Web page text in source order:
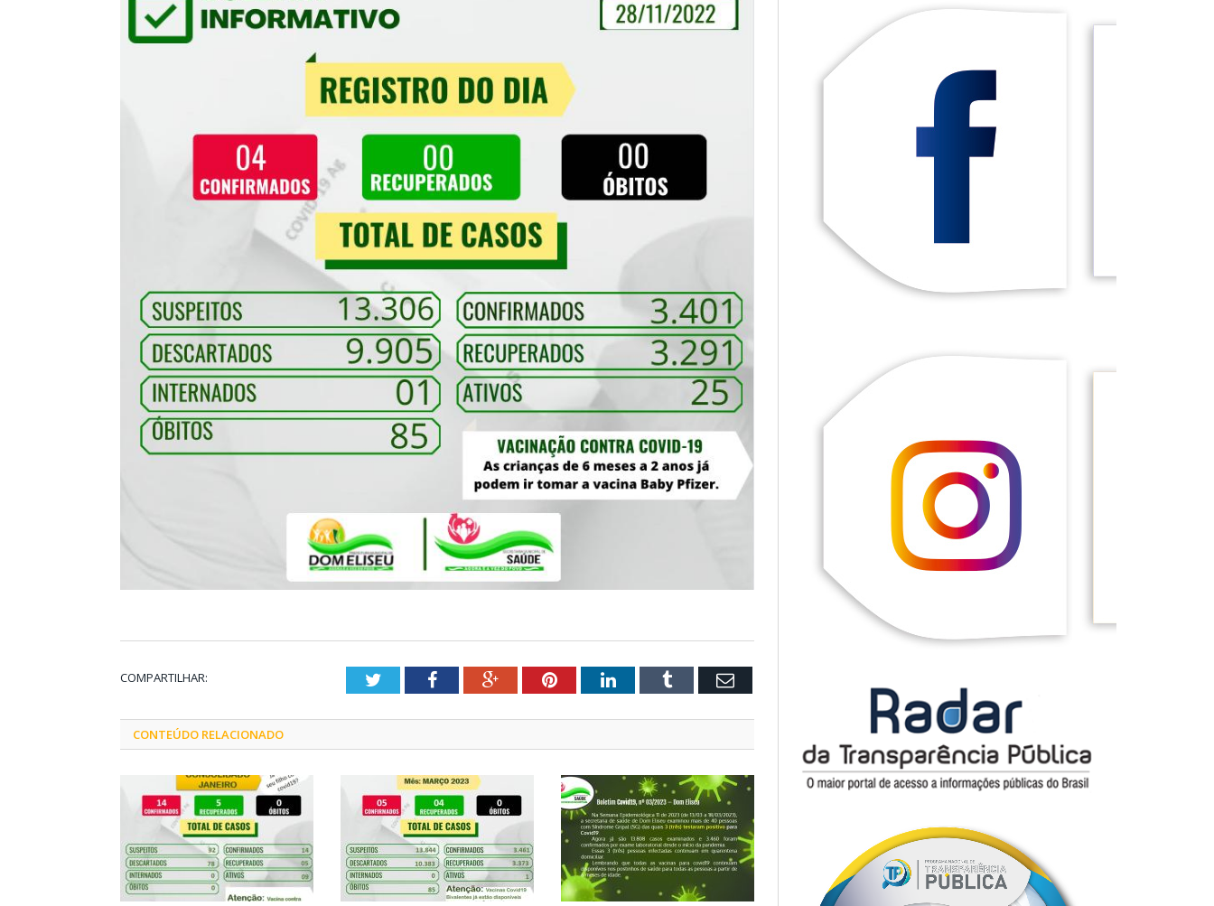
COMPARTILHAR: TwitterFacebookGoogle+PinterestLinkedInTumblr Email
CONTEÚDO RELACIONADO